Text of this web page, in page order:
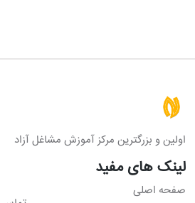
اولین و بزرگترین مرکز آموزش مشاغل آزاد
لینک های مفید
صفحه اصلی